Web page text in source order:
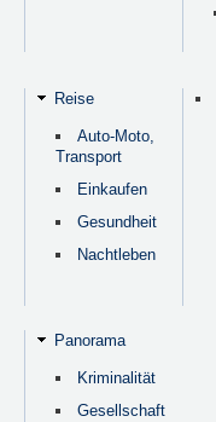
Reise
Auto-Moto,
Transport
Einkaufen
Gesundheit
Nachtleben
Panorama
Kriminalität
Gesellschaft